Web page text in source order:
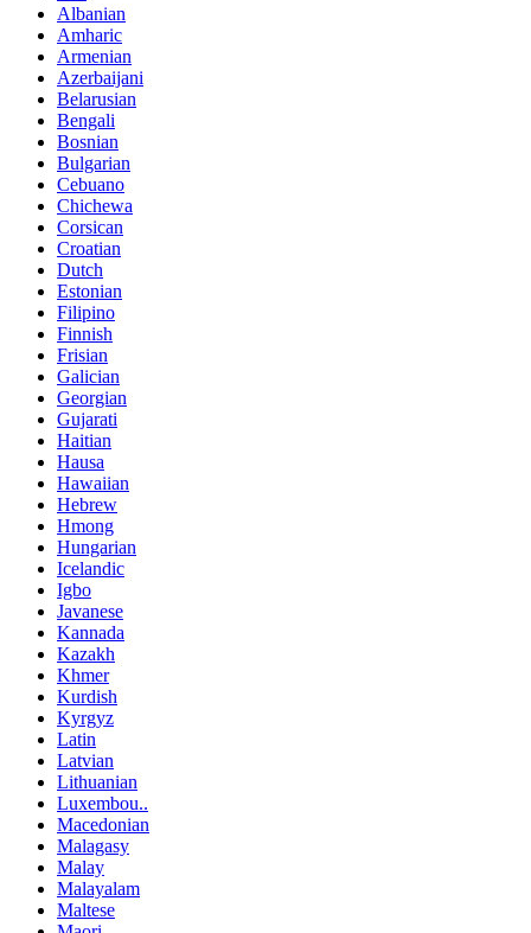
Albanian
Amharic
Armenian
Azerbaijani
Belarusian
Bengali
Bosnian
Bulgarian
Cebuano
Chichewa
Corsican
Croatian
Dutch
Estonian
Filipino
Finnish
Frisian
Galician
Georgian
Gujarati
Haitian
Hausa
Hawaiian
Hebrew
Hmong
Hungarian
Icelandic
Igbo
Javanese
Kannada
Kazakh
Khmer
Kurdish
Kyrgyz
Latin
Latvian
Lithuanian
Luxembou..
Macedonian
Malagasy
Malay
Malayalam
Maltese